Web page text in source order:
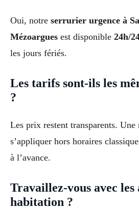
Oui, notre serrurier urgence à
Mézoargues est disponible 24h/
les jours fériés.
Les tarifs sont-ils les
?
Les prix restent transparents.
s’appliquer hors horaires
à l’avance.
Travaillez-vous avec les
habitation ?